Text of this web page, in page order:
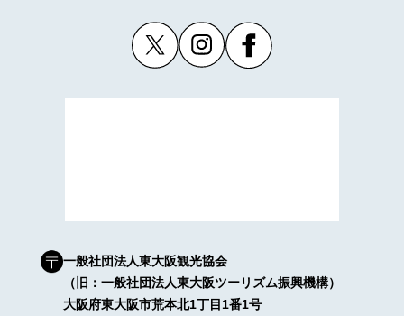
一般社団法人東大阪観光協会
（旧：一般社団法人東大阪ツーリズム振興機構）
大阪府東大阪市荒本北1丁目1番1号